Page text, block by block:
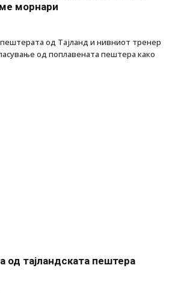
морнари
од Тајланд и нивниот тренер
од поплавената пештера како
од тајландската пештера